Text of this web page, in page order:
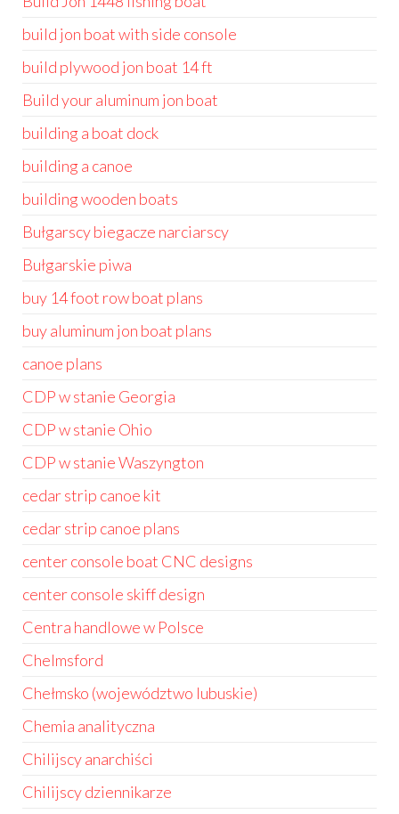
build jon boat with side console
build plywood jon boat 14 ft
Build your aluminum jon boat
building a boat dock
building a canoe
building wooden boats
Bułgarscy biegacze narciarscy
Bułgarskie piwa
buy 14 foot row boat plans
buy aluminum jon boat plans
canoe plans
CDP w stanie Georgia
CDP w stanie Ohio
CDP w stanie Waszyngton
cedar strip canoe kit
cedar strip canoe plans
center console boat CNC designs
center console skiff design
Centra handlowe w Polsce
Chelmsford
Chełmsko (województwo lubuskie)
Chemia analityczna
Chilijscy anarchiści
Chilijscy dziennikarze